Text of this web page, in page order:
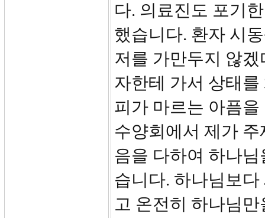
다. 의료진도 포기
했습니다. 환자 시
저를 가만두지 않
자한테 가서 상태
피가 마르는 아픔
수양회에서 제가
음을 다하여 하나
습니다. 하나님보
고 온전히 하나님